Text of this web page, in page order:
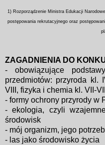
1) Rozporządzenie Ministra Edukacji
postępowania rekrutacyjnego oraz
ZAGADNIENIA DO
- obowiązujące
przedmiotów: przyroda kl.
VIII, fizyka i chemia kl. VII-VIII
- formy ochrony przyrody w
- ekologia, czyli
środowisk
- mój organizm, jego
- las jako środowisko życia